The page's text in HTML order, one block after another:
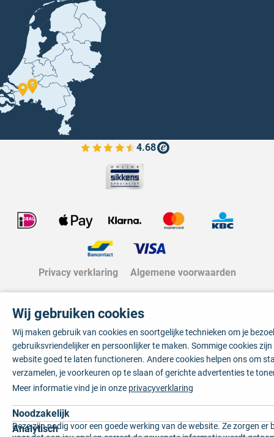
4.68
Bekijk de verfplaza beoordelingen
Privacy verklaring Algemene voorwaarden
Wij gebruiken cookies
Wij maken gebruik van cookies en soortgelijke technieken om je
gebruiksvriendelijker en persoonlijker te maken. Sommige cookies
website goed te laten functioneren. Andere cookies helpen ons om
verzamelen, je voorkeuren op te slaan of gerichte advertenties te
Meer informatie vind je in onze privacyverklaring
Noodzakelijk
Deze zijn nodig voor een goede werking van de website. Ze zorgen er
Analytisch